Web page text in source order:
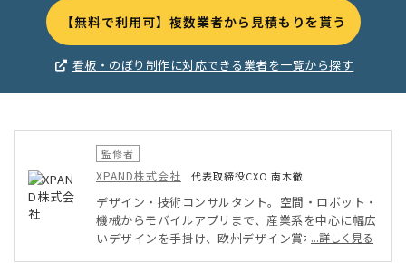
【無料で利用可】複数業者から見積もりを貰う
看板・のぼり制作に対応できる業者を一覧から探す
監修者
XPAND株式会社 代表取締役CXO 南木徹
デザイン・技術コンサルタント。空間・ロボット・
機械からモバイルアプリまで、産業系を中心に幅広
いデザインを手掛け、欧州デザイン賞なども受賞。
...詳しく見る